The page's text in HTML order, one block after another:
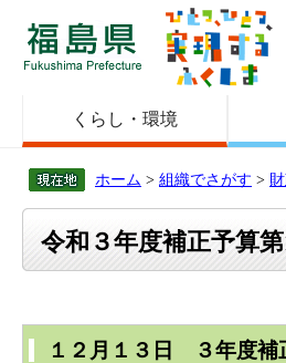
福島県
くらし・環境
ホーム > 組織でさがす >
令和３年度補正予算
１２月１３日 ３年度補